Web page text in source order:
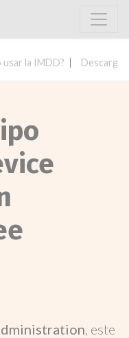
usar la IMDD? Descargar
, este